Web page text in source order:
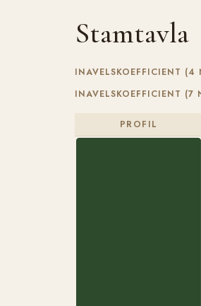
Stamtavla
INAVELSKOEFFICIENT (4
INAVELSKOEFFICIENT (7
PROFIL